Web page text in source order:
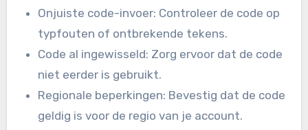
Onjuiste code-invoer: Controleer de code op
typfouten of ontbrekende tekens.
Code al ingewisseld: Zorg ervoor dat de code
niet eerder is gebruikt.
Regionale beperkingen: Bevestig dat de code
geldig is voor de regio van je account.